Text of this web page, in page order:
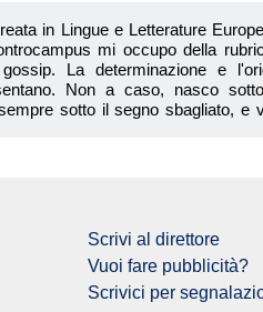
in Lingue e Letterature
mi occupo della
La determinazione e
Non a caso, nasco
sotto il segno sbagliato, e
Scrivi al direttore
Vuoi fare pubblicità?
Scrivici per